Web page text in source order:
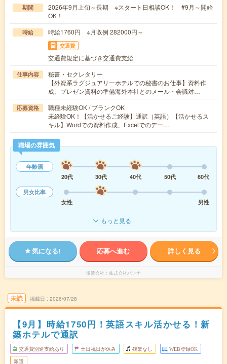
期間
2026年9月上旬～長期 ※スタート日相談OK！ #9月～開始
OK！
時給 時給1760円 ※月収例 282000円～
交通費
交通費規定に基づき交通費支給
仕事内容
秘書・セクレタリー
【外資系ラグジュアリーホテルでの秘書のお仕事】資料作
成、プレゼン資料の準備海外本社とのメール・会議対…
応募資格
職種未経験OK / ブランクOK
未経験OK！【活かせるご経験】通訳（英語）【活かせるス
キル】Wordでの資料作成、Excelでのデー…
職場の雰囲気
年齢層
20代
30代 40代 50代
60代
男女比率
女性
男性
もっと見る
気になる! 応募へ進む 詳しく見る
派遣会社 株式会社パソナ
未読 掲載日 2026/07/28
【9月】時給1750円！英語スキル活かせる！新
築ホテルで通訳
交通費別途支給あり 土日祝日が休み 残業なし WEB登録OK
派遣